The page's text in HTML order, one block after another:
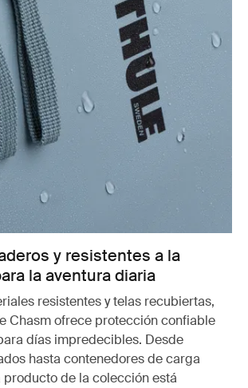
y resistentes a la
la aventura diaria
resistentes y telas recubiertas,
Chasm ofrece protección confiable
días impredecibles. Desde
hasta contenedores de carga
de la colección está